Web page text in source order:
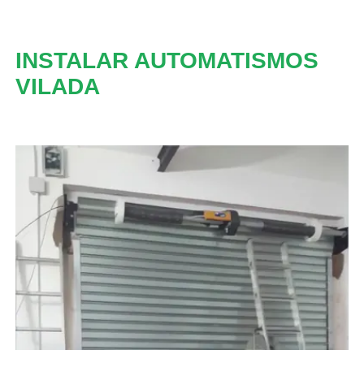
INSTALAR AUTOMATISMOS
VILADA